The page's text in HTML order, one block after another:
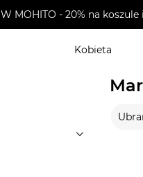
W MOHITO - 20% na
Kobieta